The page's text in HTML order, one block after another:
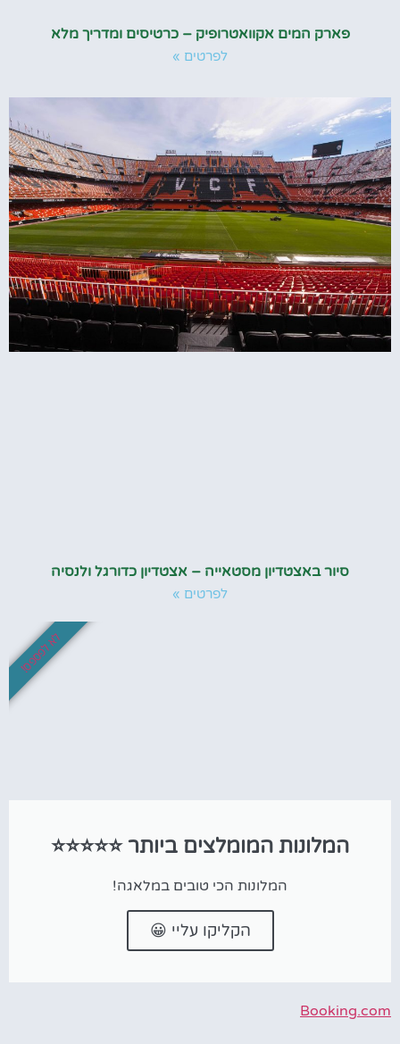
פארק המים אקוואטרופיק – כרטיסים ומדריך מלא
לפרטים »
סיור באצטדיון מסטאייה – אצטדיון כדורגל ולנסיה
לפרטים »
המלונות המומלצים ביותר ⭐⭐⭐⭐⭐
המלונות הכי טובים במלאגה!
הקליקו עליי 😀
לא לפספס!
Booking.com